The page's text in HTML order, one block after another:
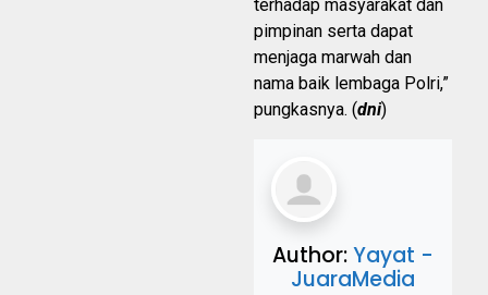
terhadap masyarakat dan
pimpinan serta dapat
menjaga marwah dan
nama baik lembaga Polri,”
pungkasnya. (dni)
Author:Yayat -
JuaraMedia